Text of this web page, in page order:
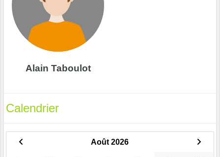
Alain Taboulot
Calendrier
Août 2026